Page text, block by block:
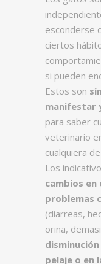
esconderse
ciertos
si pueden
Estos son
manifestar
para saber
veterinario
cualquiera
Los
cambios
problemas
(diarreas,
orina,
pelaje o en